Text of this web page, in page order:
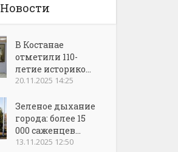
Новости
В Костанае
отметили 110-
летие историко...
20.11.2025 14:25
Зеленое дыхание
города: более 15
000 саженцев...
13.11.2025 12:50